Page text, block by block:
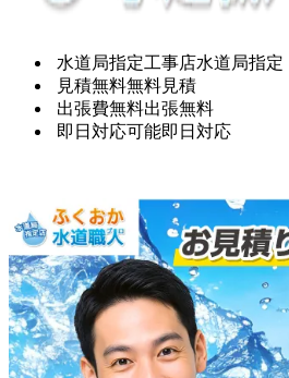
水道局指定工事店水道局指定
見積無料無料見積
出張費無料出張無料
即日対応可能即日対応